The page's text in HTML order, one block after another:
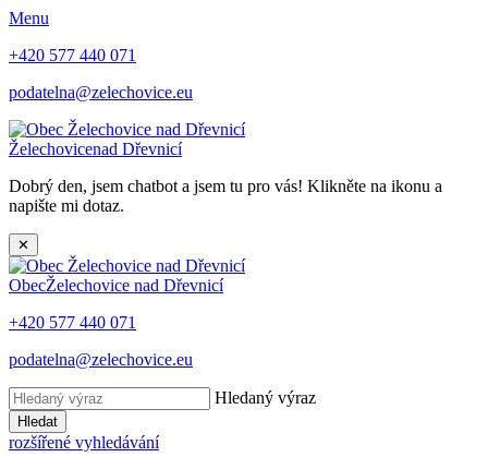
Menu
+420 577 440 071
podatelna@zelechovice.eu
Želechovicenad Dřevnicí
Dobrý den, jsem chatbot a jsem tu pro vás! Klikněte na ikonu a
napište mi dotaz.
✕
ObecŽelechovice nad Dřevnicí
+420 577 440 071
podatelna@zelechovice.eu
Hledaný výraz
Hledat
rozšířené vyhledávání